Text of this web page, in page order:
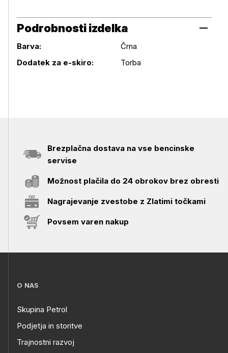
Podrobnosti izdelka
Barva:
Črna
Dodatek za e-skiro:
Torba
Brezplačna dostava na vse bencinske
servise
Možnost plačila do 24 obrokov brez obresti
Nagrajevanje zvestobe z Zlatimi točkami
Povsem varen nakup
O NAS
Skupina Petrol
Podjetja in storitve
Trajnostni razvoj